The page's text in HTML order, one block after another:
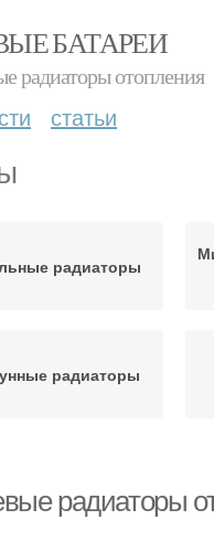
БАТАРЕИ
радиаторы отопления
статьи
радиаторы
радиаторы
радиаторы